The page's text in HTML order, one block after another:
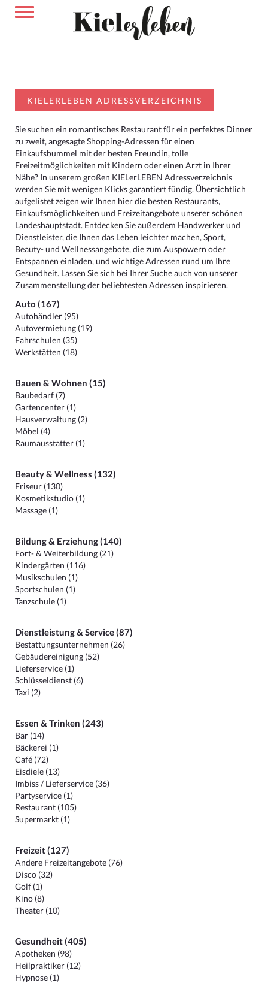
KIELERLEBEN ADRESSVERZEICHNIS
Sie suchen ein romantisches Restaurant für ein perfektes Dinner
zu zweit, angesagte Shopping-Adressen für einen
Einkaufsbummel mit der besten Freundin, tolle
Freizeitmöglichkeiten mit Kindern oder einen Arzt in Ihrer
Nähe? In unserem großen KIELerLEBEN Adressverzeichnis
werden Sie mit wenigen Klicks garantiert fündig. Übersichtlich
aufgelistet zeigen wir Ihnen hier die besten Restaurants,
Einkaufsmöglichkeiten und Freizeitangebote unserer schönen
Landeshauptstadt. Entdecken Sie außerdem Handwerker und
Dienstleister, die Ihnen das Leben leichter machen, Sport,
Beauty- und Wellnessangebote, die zum Auspowern oder
Entspannen einladen, und wichtige Adressen rund um Ihre
Gesundheit. Lassen Sie sich bei Ihrer Suche auch von unserer
Zusammenstellung der beliebtesten Adressen inspirieren.
Auto (167)
Autohändler (95)
Autovermietung (19)
Fahrschulen (35)
Werkstätten (18)
Bauen & Wohnen (15)
Baubedarf (7)
Gartencenter (1)
Hausverwaltung (2)
Möbel (4)
Raumausstatter (1)
Beauty & Wellness (132)
Friseur (130)
Kosmetikstudio (1)
Massage (1)
Bildung & Erziehung (140)
Fort- & Weiterbildung (21)
Kindergärten (116)
Musikschulen (1)
Sportschulen (1)
Tanzschule (1)
Dienstleistung & Service (87)
Bestattungsunternehmen (26)
Gebäudereinigung (52)
Lieferservice (1)
Schlüsseldienst (6)
Taxi (2)
Essen & Trinken (243)
Bar (14)
Bäckerei (1)
Café (72)
Eisdiele (13)
Imbiss / Lieferservice (36)
Partyservice (1)
Restaurant (105)
Supermarkt (1)
Freizeit (127)
Andere Freizeitangebote (76)
Disco (32)
Golf (1)
Kino (8)
Theater (10)
Gesundheit (405)
Apotheken (98)
Heilpraktiker (12)
Hypnose (1)